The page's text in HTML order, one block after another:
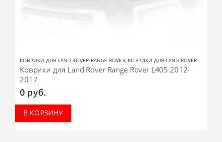
КОВРИКИ ДЛЯ LAND ROVER RANGE ROVER, КОВРИКИ ДЛЯ LAND ROVER
Коврики для Land Rover Range Rover L405 2012-
2017
0 руб.
В КОРЗИНУ